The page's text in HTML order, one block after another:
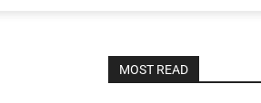
MOST READ